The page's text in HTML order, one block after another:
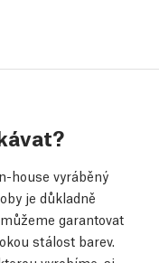
house vyráběný
je důkladně
garantovat
stálost barev.